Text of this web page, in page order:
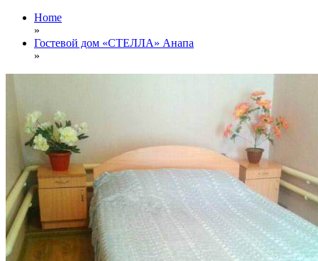
Home
»
Гостевой дом «СТЕЛЛА» Анапа
»